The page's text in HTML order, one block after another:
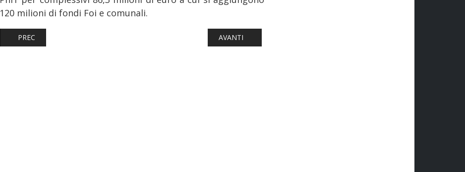
120 milioni di fondi Foi e comunali.
ARTICOLO PRECEDENTE: TRASPORTI: ALBERTO ZORZAN NOMINATO AMMINISTRATORE DELEGATO DI ATM
PREC ARTICOLO SUCCESSIVO: METROPOLITANE: M4, SANT'AMBROGIO,
AVANTI